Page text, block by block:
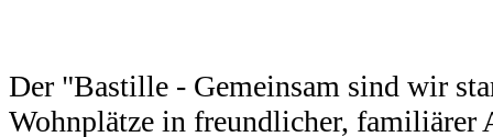
Der "Bastille - Gemeinsam sind wir
Wohnplätze in freundlicher, familiärer